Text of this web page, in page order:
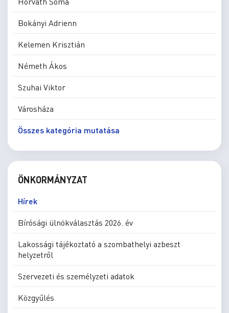
Bokányi Adrienn
Kelemen Krisztián
Németh Ákos
Szuhai Viktor
Városháza
Összes kategória mutatása
ÖNKORMÁNYZAT
Hírek
Bírósági ülnökválasztás 2026. év
Lakossági tájékoztató a szombathelyi azbeszt
helyzetről
Szervezeti és személyzeti adatok
Közgyűlés